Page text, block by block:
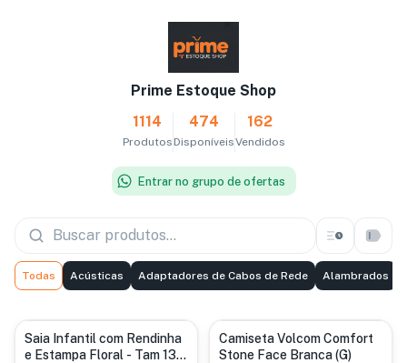
Prime Estoque Shop
1114
Produtos
474
Disponíveis
162
Vendidos
Entrar no grupo de ofertas
Todas Acústicas Adaptadores de Cabos de Rede Alambrados
Categoria padrão
Saia Infantil com Rendinha
e Estampa Floral - Tam 13-
Categoria padrão
Camiseta Volcom Comfort
Stone Face Branca (G)